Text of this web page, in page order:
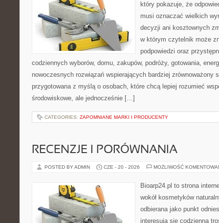
który pokazuje, że
musi oznaczać wielkich
decyzji ani kosztownych
w którym czytelnik może
podpowiedzi oraz
codziennych wyborów, domu, zakupów, podróży, gotowania,
nowoczesnych rozwiązań wspierających bardziej zrównoważony
przygotowana z myślą o osobach, które chcą lepiej rozumieć
środowiskowe, ale jednocześnie […]
CATEGORIES: ZAPOMNIANE MARKI I PRODUCENTY
RECENZJE I PORÓWNANIA
POSTED BY ADMIN CZE - 20 - 2026 MOŻLIWOŚĆ
Bioarp24.pl to strona
wokół kosmetyków
odbierana jako punkt
interesują się codzienną